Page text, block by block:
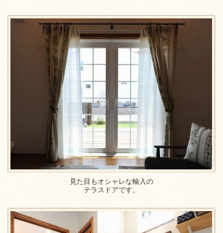
見た目もオシャレな輸入の
テラスドアです。